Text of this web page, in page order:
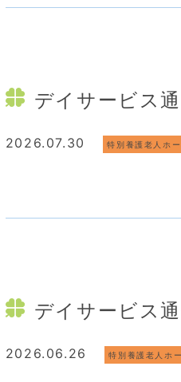
デイサービス
2026.07.30 特別養護老人ホー
デイサービス
2026.06.26 特別養護老人ホ